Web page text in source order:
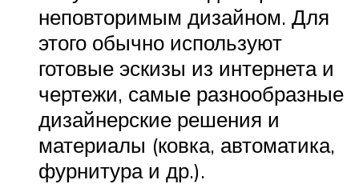
неповторимым дизайном. Для
этого обычно используют
готовые эскизы из интернета и
чертежи, самые разнообразные
дизайнерские решения и
материалы (ковка, автоматика,
фурнитура и др.).